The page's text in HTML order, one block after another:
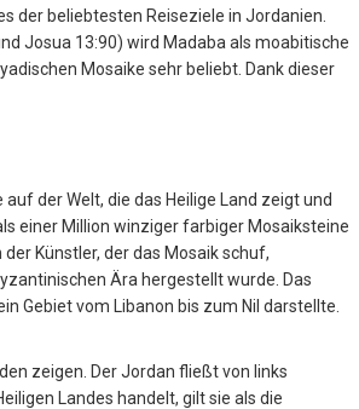
der beliebtesten Reiseziele in Jordanien.
Josua 13:90) wird Madaba als moabitische
Mosaike sehr beliebt. Dank dieser
der Welt, die das Heilige Land zeigt und
einer Million winziger farbiger Mosaiksteine
Künstler, der das Mosaik schuf,
Ära hergestellt wurde. Das
Gebiet vom Libanon bis zum Nil darstellte.
zeigen. Der Jordan fließt von links
Landes handelt, gilt sie als die